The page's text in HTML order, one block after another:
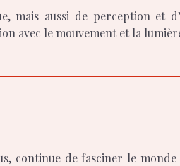
avec le mouvement et la
continue de fasciner le